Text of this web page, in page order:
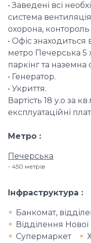
• Заведені всі
система
охорона, контороль
• Офіс знаходиться
метро Печерська
паркінг та наземна
• Генератор.
• Укриття.
Вартість 18 у.о за
експлуатаційні
Метро
Печерська
450 метрів
Інфраструктура
Банкомат,
Відділення
Супермаркет